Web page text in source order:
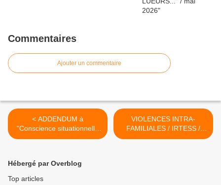
Commentaires
Ajouter un commentaire
< ADDENDUM à
"Conscience situationnelle
etc..." / 28-02-26
VIOLENCES INTRA-
FAMILIALES / IRTESS /
mars 2026 >
Hébergé par Overblog
Top articles